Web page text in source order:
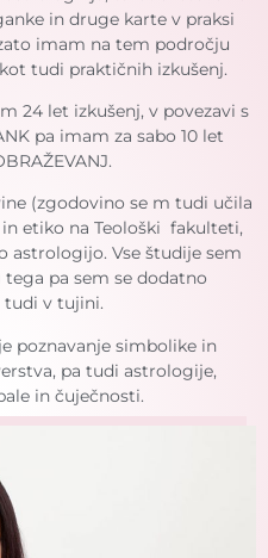
in druge karte v praksi
imam na tem področju
tudi praktičnih izkušenj.
24 let izkušenj, v povezavi s
pa imam za sabo 10 let
(zgodovino se m tudi učila
etiko na Teološki fakulteti,
astrologijo. Vse študije sem
pa sem se dodatno
tudi v tujini.
poznavanje simbolike in
pa tudi astrologije,
in čuječnosti.